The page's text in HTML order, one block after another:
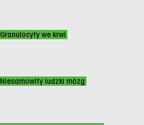
Granulocyty we krwi
Niesamowity ludzki mózg